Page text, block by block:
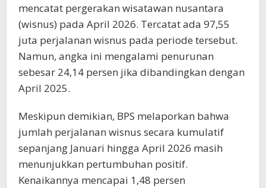
mencatat pergerakan wisatawan nusantara
(wisnus) pada April 2026. Tercatat ada 97,55
juta perjalanan wisnus pada periode tersebut.
Namun, angka ini mengalami penurunan
sebesar 24,14 persen jika dibandingkan dengan
April 2025.
Meskipun demikian, BPS melaporkan bahwa
jumlah perjalanan wisnus secara kumulatif
sepanjang Januari hingga April 2026 masih
menunjukkan pertumbuhan positif.
Kenaikannya mencapai 1,48 persen